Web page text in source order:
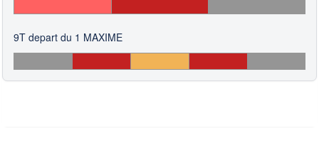
9T depart du 1 MAXIME